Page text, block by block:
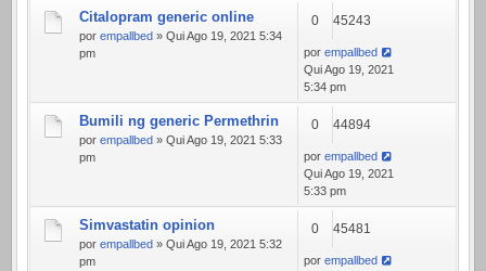
Citalopram generic online
por empallbed » Qui Ago 19, 2021 5:34
pm
0 45243
por empallbed
Qui Ago 19, 2021
5:34 pm
Bumili ng generic Permethrin
por empallbed » Qui Ago 19, 2021 5:33
pm
0 44894
por empallbed
Qui Ago 19, 2021
5:33 pm
Simvastatin opinion
por empallbed » Qui Ago 19, 2021 5:32
pm
0 45481
por empallbed